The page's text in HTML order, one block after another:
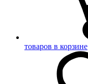
товаров в корзине